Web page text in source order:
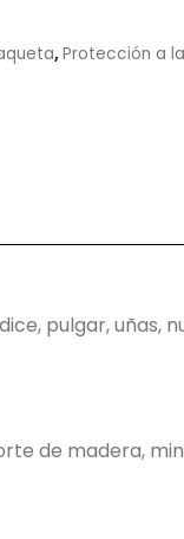
,Protección a
pulgar, uñas,
de madera,